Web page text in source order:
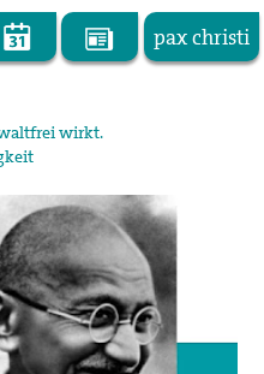
pax christi
wirkt.